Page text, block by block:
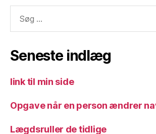
efter:
Seneste indlæg
link til min side
Opgave når en person ændrer
Lægdsruller de tidlige